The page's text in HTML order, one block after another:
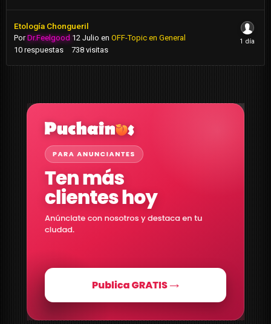
Etología Chongueril
PorDr.Feelgood 12 Julio en OFF-Topic en General
10 respuestas 738 visitas